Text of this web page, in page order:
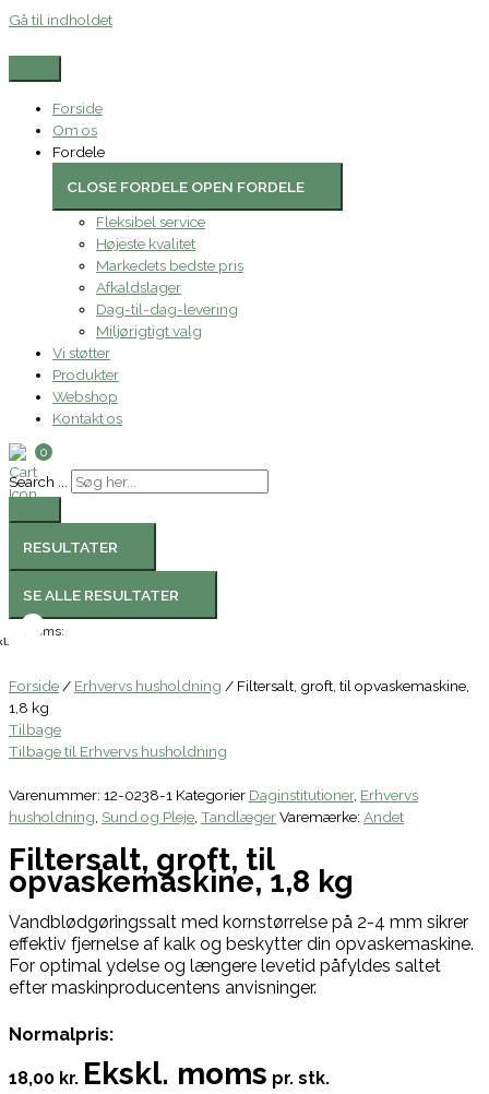
Gå til indholdet
Forside
Om os
Fordele
CLOSE FORDELE OPEN FORDELE
Fleksibel service
Højeste kvalitet
Markedets bedste pris
Afkaldslager
Dag-til-dag-levering
Miljørigtigt valg
Vi støtter
Produkter
Webshop
Kontakt os
0
Search ...
RESULTATER
SE ALLE RESULTATER
Moms:
Forside/ Erhvervs husholdning / Filtersalt, groft, til opvaskemaskine,
1,8 kg
Tilbage
Tilbage til Erhvervs husholdning
Varenummer: 12-0238-1 Kategorier Daginstitutioner, Erhvervs
husholdning, Sund og Pleje, TandlægerVaremærke: Andet
Filtersalt, groft, til
opvaskemaskine, 1,8 kg
Vandblødgøringssalt med kornstørrelse på 2-4 mm sikrer
effektiv fjernelse af kalk og beskytter din opvaskemaskine.
For optimal ydelse og længere levetid påfyldes saltet
efter maskinproducentens anvisninger.
Normalpris:
18,00 kr. Ekskl. moms pr. stk.